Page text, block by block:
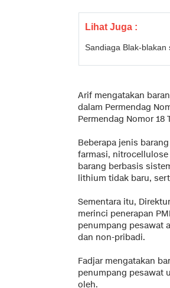
Lihat Juga :
Sandiaga Blak-blakan
Arif mengatakan
dalam Permendag
Permendag Nomor 18
Beberapa jenis
farmasi, nitrocellulose
barang berbasis
lithium tidak baru,
Sementara itu,
merinci penerapan
penumpang pesawat
dan non-pribadi.
Fadjar mengatakan
penumpang pesawat
oleh.